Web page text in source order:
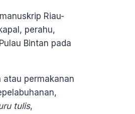
Riau-
perahu,
Bintan pada
atau permakanan
tulis,